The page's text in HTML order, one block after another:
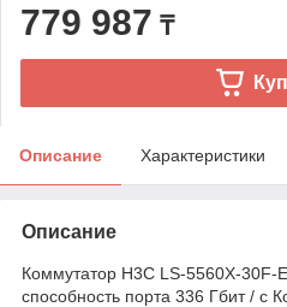
779 987 ₸
Описание Характеристики
Описание
Коммутатор H3C LS-5560X-30F-
способность порта 336 Гбит / с